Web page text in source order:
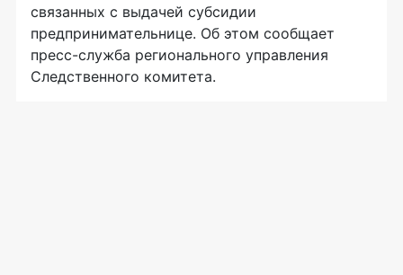
связанных с выдачей субсидии
предпринимательнице. Об этом сообщает
пресс-служба регионального управления
Следственного комитета.